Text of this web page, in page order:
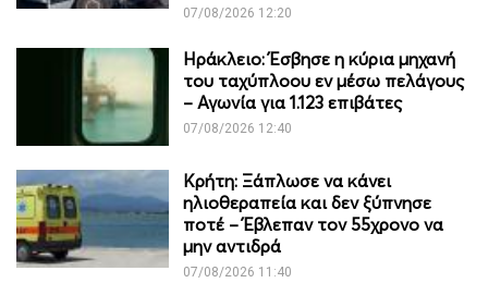
07/08/2026 12:20
Ηράκλειο: Έσβησε η κύρια μηχανή
του ταχύπλοου εν μέσω πελάγους
– Αγωνία για 1.123 επιβάτες
07/08/2026 12:40
Κρήτη: Ξάπλωσε να κάνει
ηλιοθεραπεία και δεν ξύπνησε
ποτέ – Έβλεπαν τον 55χρονο να
μην αντιδρά
07/08/2026 11:40